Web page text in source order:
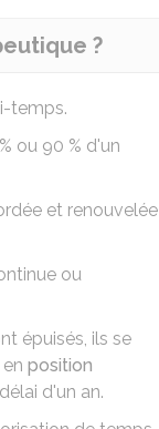
?
temps.
ou 90 % d'un
et renouvelée
ou
épuisés, ils se
position
d'un an.